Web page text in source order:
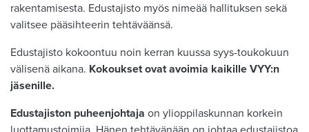
rakentamisesta. Edustajisto myös nimeää hallituksen sekä
valitsee pääsihteerin tehtäväänsä.
Edustajisto kokoontuu noin kerran kuussa syys-toukokuun
välisenä aikana. Kokoukset ovat avoimia kaikille VYY:n
jäsenille.
Edustajiston puheenjohtaja on ylioppilaskunnan korkein